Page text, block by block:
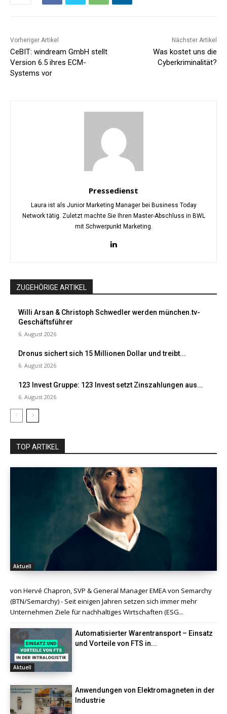
Vorheriger Artikel
CeBIT: windream GmbH stellt
Version 6.5 ihres ECM-
Systems vor
Nächster Artikel
Was kostet uns die
Cyberkriminalität?
Pressedienst
Laura ist als Junior Marketing Manager bei Business Today
Network tätig. Zuletzt machte Sie Ihren Master-Abschluss in BWL
mit Schwerpunkt Marketing.
ZUGEHÖRIGE ARTIKEL
Willi Arsan & Christoph Schwedler werden münchen.tv-
Geschäftsführer
6. August 2026
Dronus sichert sich 15 Millionen Dollar und treibt...
6. August 2026
123 Invest Gruppe: 123 Invest setzt Zinszahlungen aus...
6. August 2026
TOP ARTIKEL
Aktuell
von Hervé Chapron, SVP & General Manager EMEA von Semarchy
(BTN/Semarchy) - Seit einigen Jahren setzen sich immer mehr
Unternehmen Ziele für nachhaltiges Wirtschaften (ESG...
Aktuell
Automatisierter Warentransport – Einsatz
und Vorteile von FTS in...
Anwendungen von Elektromagneten in der
Industrie